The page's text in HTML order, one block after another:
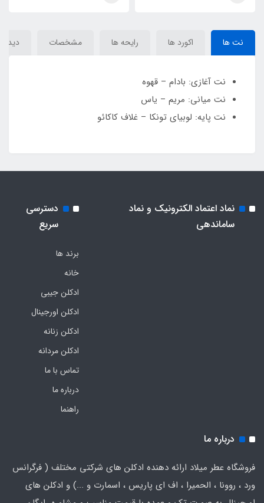
نت ها اکورد ها رایحه ها مشخصات
نت آغازی: بادام – قهوه
نت میانی: مریم – یاس
نت پایه: لوبیای تونکا – غلاف کاکائو
نماد اعتماد الکترونیک و نماد
ساماندهی
دسترسی
سریع
برند ها
خانه
ادکلن جیبی
ادکلن اورجینال
ادکلن زنانه
ادکلن مردانه
تماس با ما
درباره ما
راهنما
درباره ما
فروشگاه عطر میلاد ارائه دهنده ادکلن های شرکتی مختلف ( فرگرانس
ورد ، روونا ، الحمیرا ، اف ای پاریس ، اسمارت و ...) و ادکلن های